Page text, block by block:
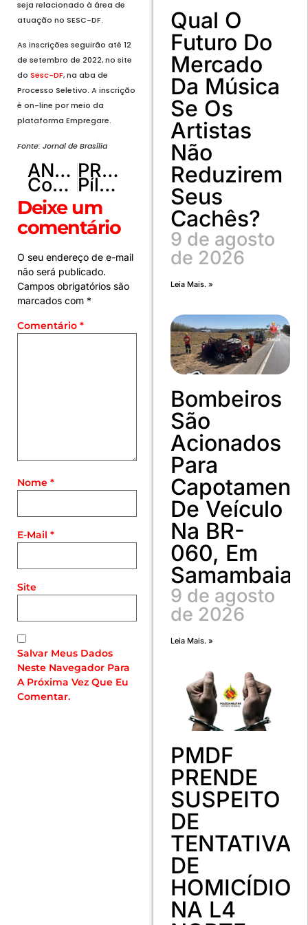
seja relacionado à área de
atuação no SESC-DF.
As inscrições seguirão até 12
de setembro de 2022, no site
do Sesc-DF, na aba de
Processo Seletivo. A inscrição
é on-line por meio da
plataforma Empregare.
Fonte: Jornal de Brasília
ANTERIOR
Com indicativo de greve, rodoviários do DF marcam assembleia para 11/9
PRÓXIMO
Pílula antirressaca será vendida no Brasil
Deixe um
comentário
O seu endereço de e-mail
não será publicado.
Campos obrigatórios são
marcados com *
Comentário *
Nome *
E-Mail *
Site
Salvar Meus Dados
Neste Navegador Para
A Próxima Vez Que Eu
Comentar.
Qual O
Futuro Do
Mercado
Da Música
Se Os
Artistas
Não
Reduzirem
Seus
Cachês?
9 de agosto
de 2026
Leia Mais. »
Bombeiros
São
Acionados
Para
De Veículo
Na BR-
060, Em
Samambaia
9 de agosto
de 2026
Leia Mais. »
PMDF
PRENDE
SUSPEITO
DE
TENTATIVA
DE
HOMICÍDIO
NA L4